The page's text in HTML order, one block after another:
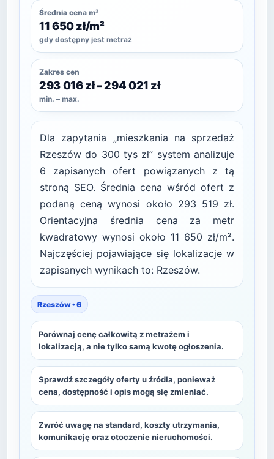
Średnia cena m²
11 650 zł/m²
gdy dostępny jest metraż
Zakres cen
293 016 zł – 294 021 zł
min. – max.
Dla zapytania „mieszkania na sprzedaż
Rzeszów do 300 tys zł” system analizuje
6 zapisanych ofert powiązanych z tą
stroną SEO. Średnia cena wśród ofert z
podaną ceną wynosi około 293 519 zł.
Orientacyjna średnia cena za metr
kwadratowy wynosi około 11 650 zł/m².
Najczęściej pojawiające się lokalizacje w
zapisanych wynikach to: Rzeszów.
Rzeszów • 6
Porównaj cenę całkowitą z metrażem i
lokalizacją, a nie tylko samą kwotę ogłoszenia.
Sprawdź szczegóły oferty u źródła, ponieważ
cena, dostępność i opis mogą się zmieniać.
Zwróć uwagę na standard, koszty utrzymania,
komunikację oraz otoczenie nieruchomości.